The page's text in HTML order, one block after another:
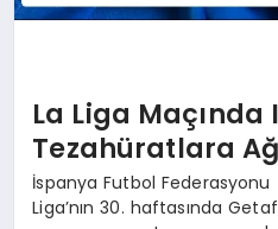
La Liga Maçında
Tezahüratlara
İspanya Futbol Federasyonu
Liga’nın 30. haftasında